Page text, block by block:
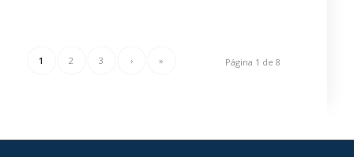
Página 1 de 8
1 2 3 › »